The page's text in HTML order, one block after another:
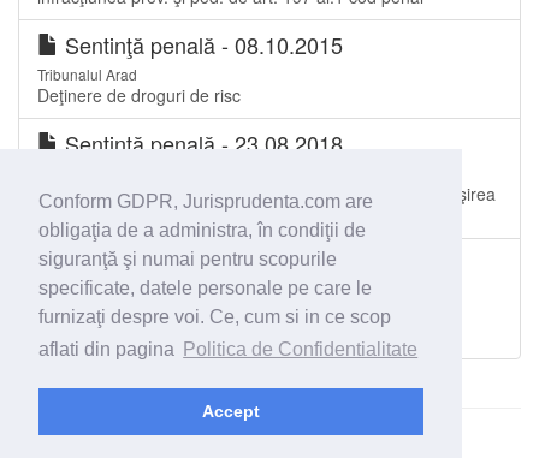
Conform GDPR, Jurisprudenta.com are
obligaţia de a administra, în condiţii de
siguranţă şi numai pentru scopurile
specificate, datele personale pe care le
furnizaţi despre voi. Ce, cum si in ce scop
aflati din pagina
Politica de Confidentialitate
Accept
Sentinţă penală - 08.10.2015
Tribunalul Arad
Deţinere de droguri de risc
Sentinţă penală - 23.08.2018
Detenţiunea pe viaţă - sancţiunea aplicată pentru săvârşirea
infracţiunii de omor calificat
Decizie - 01.03.2006
Curtea de Apel Craiova
Asocierea pentru săvârşirea de infracţiuni. Întrunirea
elementelor constitutive.